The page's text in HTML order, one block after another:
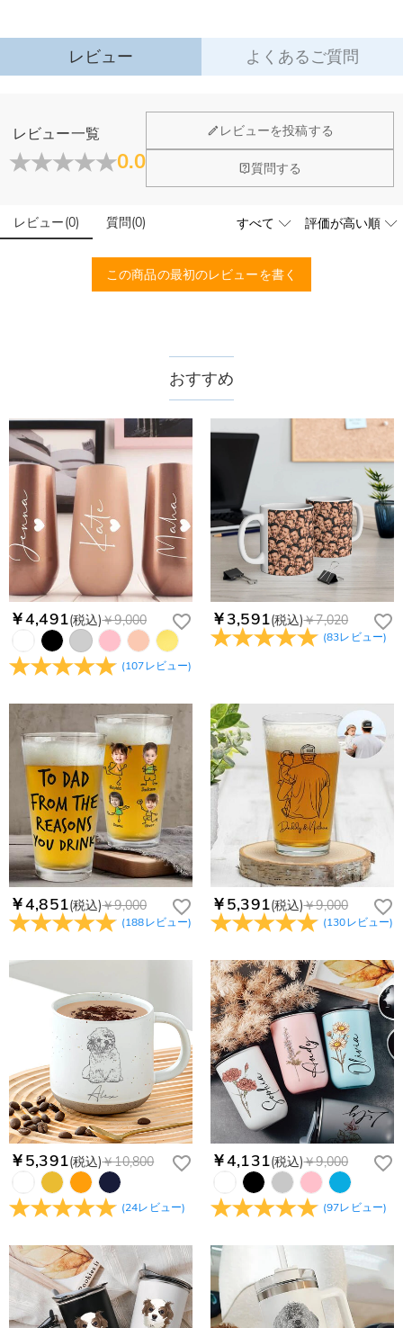
レビュー よくあるご質問
レビュー一覧
0.0
レビューを投稿する
質問する
レビュー(0) 質問(0)
この商品の最初のレビューを書く
ホーム＆雑貨
大量注文の制作は承っておりますか？
はい、対応可能です。ご希望の数量、デザイン、文字内容、ご
いたします。お気軽にお問い合わせください。
ードする画像に要求や制限等はありますか？
商品のベスト効果のために、お写真を選ぶ際に可能な限り最高
配送＆返品について
無料となります。（一部離島や遠方へご発送の場合、中継料が
納期=製作作業時間+配送時間 受注製作品のため、ご入金を確
認してから制作となります。大量生産品ではなく、一つ一つ手
でお作りしており、予定作業時間は商品ページに記載しており
ます。そしてご購入の際にお選び頂いた「配送方法」の選択に
よって、お届け日数が異なります。詳細は
までご
確認ください。.
商品に納品書などの明細書は同梱されますか？
ません。領収書発行をご希望の場合は、ご注文明細をメールに
てご確認ください。
商品を海外へ直接発送することは可能でしょうか。
はい、対応可能です。海外配送をご希望の場合は、カスタマー
サポートまで詳しい海外配送先情報をお送りください。配送先
の国・地域によって送料が異なります。また、海外配送の際は
受取人様に関税が発生する場合がございます。
返品・交換はできますか？
お客様が商品受け取り後、60日以内の未使用品の返品は可能で
す。受注生産品のため、返品は50%の返品手数料(材料費)が発
生致します。詳細は
キャンセル/返品についてまでご確認くだ
さい。.
注文＆支払いについて
注文後に注文の内容を変更できますか？
もし注文確認メールをご確認後、注文内容に間違いでもありま
したら、至急カスタマーサポート【Eメール：
service@drawelry.jp】までご連絡ください。ご連絡頂く時に注
文番号もお送りください。
Drawelryからのメールが届きません。
Drawelryからのメールが届いていない場合、次の可能性が考え
られます。原因①迷惑メールフォルダに移動されている。解決
策：迷惑メールフォルダに届いているDrawelryからのメールを
迷惑メールでないよう操作して、service@drawelry.jp からの
更してください。原因②通信状態などによりメールの到着が遅
れている。解決策：数時間たっても届かない場合は、今後お送
りするメールも遅れる可能性がありますので、別のメールアド
レスからお名前とご住所を記載したメールを
service@drawelry.jp へ送信してください。原因③メールアド
レスの入力に誤りがある。解決策：お名前とご住所を記載した
メールを service@drawelry.jp へ送信してください。
支払方法は何がありますか？
お支払い方法は、クレジットカード、コンビニ前払い、
Paypal、ApplePay、GooglePayからお選びいただけます。
コンビニ前払いのお支払い期限はいつまででしょう
コンビニ前払いのお支払い期限はご注文から 6 日間となりま
す。
支払い情報は保護されますか？
お支払い情報は高度なセキュリティで保護されております。お
客様のお支払い情報は当社のサーバーに一切保存されません。
Paypal又はクレジットカート発行会社によって処理されます。
個人情報は保護されますか？
当社では、個人情報保護を目的としたコンプライアンスに則
り、プライバシーポリシーを定めています。お客様に安心かつ
安全にご利用いただけるよう最善の注意を払い、個人情報を厳
重に取り扱っています。 詳細は
プライバシーポリシー
までご
確認ください
おすすめ
￥4,491(税込)￥9,000
(107レビュー)
￥3,591(税込)￥7,020
(83レビュー)
￥4,851(税込)￥9,000
(188レビュー)
￥5,391(税込)￥9,000
(130レビュー)
￥5,391(税込)￥10,800
(24レビュー)
￥4,131(税込)￥9,000
(97レビュー)